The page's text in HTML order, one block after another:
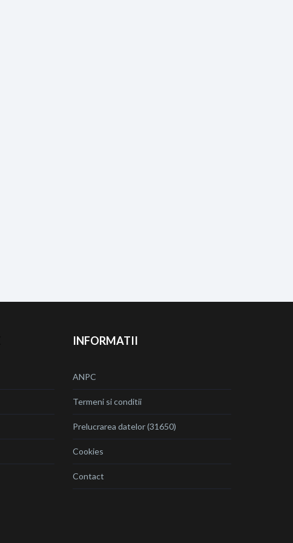
INFORMATII
ANPC
Termeni si conditii
Prelucrarea datelor (31650)
Cookies
Contact